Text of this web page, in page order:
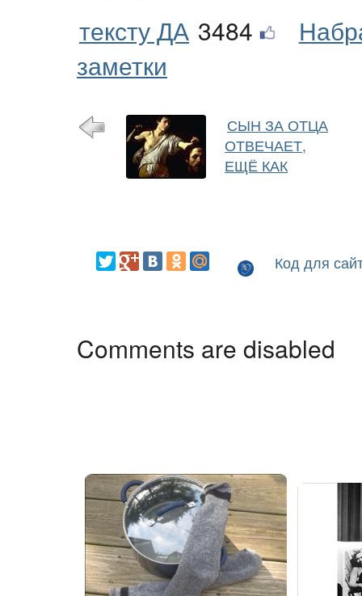
тексту ДА 3484
заметки
СЫН ЗА ОТЦА
ОТВЕЧАЕТ,
ЕЩЁ КАК
Код для
Comments are disabled